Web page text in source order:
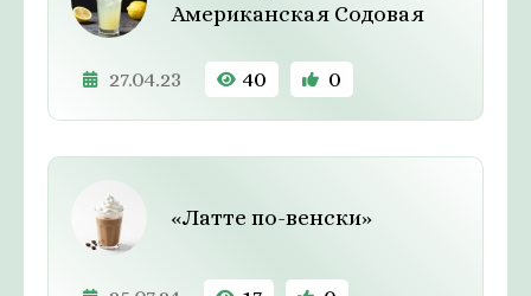
Американская Содовая
27.04.23 40 0
«Латте по-венски»